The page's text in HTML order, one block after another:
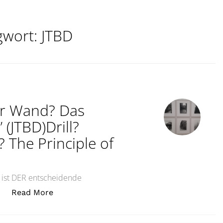
JTBD
Wand? Das
The Principle of
DER entscheidende
Read More„Bohrer? Loch? Bild an der Wand? Das